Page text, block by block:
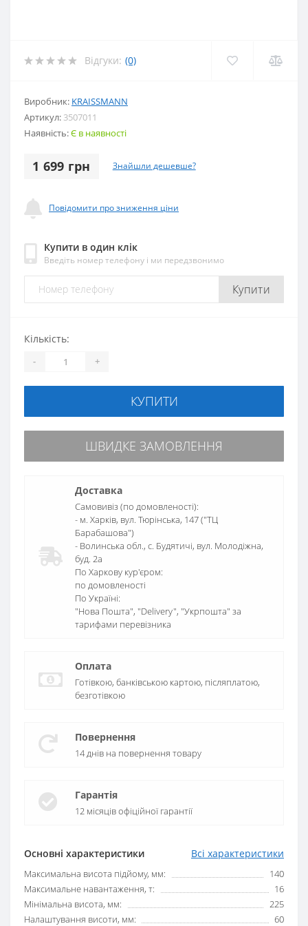
Відгуки: (0)
Виробник: KRAISSMANN
Артикул: 3507011
Наявність:Є в наявності
1 699 грн Знайшли дешевше?
Повідомити про зниження ціни
Купити в один клік
Введіть номер телефону і ми передзвонимо
Купити
Основні характеристики Всі характеристики
Максимальна висота підйому, мм:
140
Максимальне навантаження, т:
16
Мінімальна висота, мм:
225
Налаштування висоти, мм:
60
Кількість:
- +
КУПИТИ
ШВИДКЕ ЗАМОВЛЕННЯ
Доставка
Самовивіз (по домовленості):
- м. Харків, вул. Тюрінська, 147 ("ТЦ
Барабашова")
- Волинська обл., c. Будятичі, вул. Молодіжна,
буд. 2а
По Харкову кур'єром:
по домовленості
По Україні:
"Нова Пошта", "Delivery", "Укрпошта" за
тарифами перевізника
Оплата
Готівкою, банківською картою, післяплатою,
безготівкою
Повернення
14 днів на повернення товару
Гарантія
12 місяців офіційної гарантії